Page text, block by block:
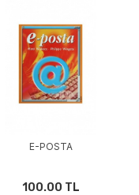
E-POSTA
100.00 TL